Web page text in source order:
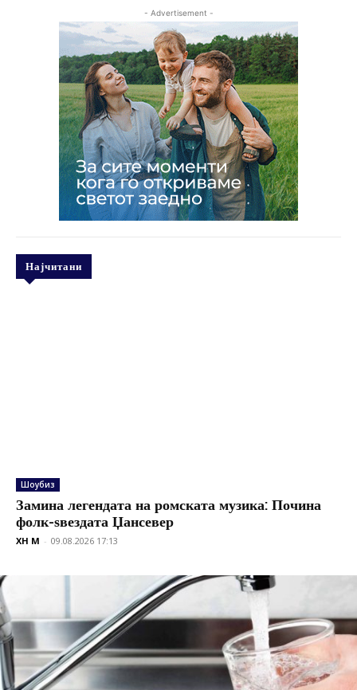
- Advertisement -
Најчитани
Шоубиз
Замина легендата на ромската музика: Почина
фолк-ѕвездата Џансевер
XH M - 09.08.2026 17:13